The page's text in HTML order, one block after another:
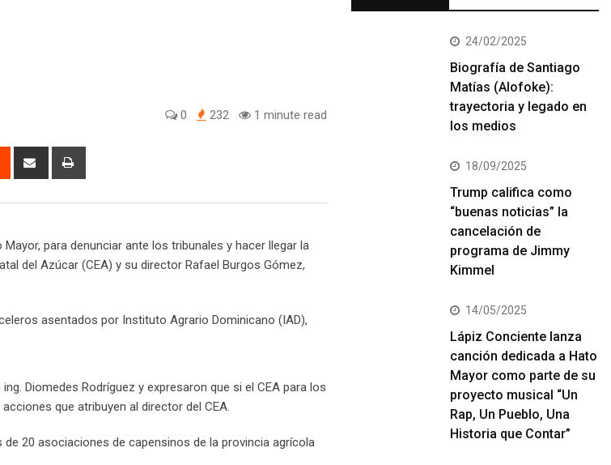
0 232 1 minute read
Reddit
Share
para denunciar ante los tribunales y hacer llegar la
del Azúcar (CEA) y su director Rafael Burgos Gómez,
asentados por Instituto Agrario Dominicano (IAD),
Diomedes Rodríguez y expresaron que si el CEA para los
que atribuyen al director del CEA.
20 asociaciones de capensinos de la provincia agrícola
24/02/2025
Biografía de Santiago
Matías (Alofoke):
trayectoria y legado en
los medios
18/09/2025
Trump califica como
“buenas noticias” la
cancelación de
programa de Jimmy
Kimmel
14/05/2025
Lápiz Conciente lanza
canción dedicada a Hato
Mayor como parte de su
proyecto musical “Un
Rap, Un Pueblo, Una
Historia que Contar”